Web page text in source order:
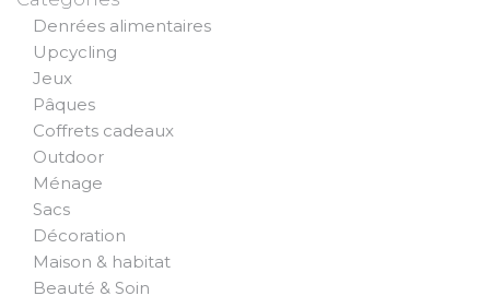
Denrées alimentaires
Upcycling
Jeux
Pâques
Coffrets cadeaux
Outdoor
Ménage
Sacs
Décoration
Maison & habitat
Beauté & Soin